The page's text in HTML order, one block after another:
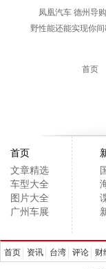
凤凰汽车 德州导
野性能还能实现你
首页
首页
文章精选
车型大全
图片大全
广州车展
首页 资讯 台湾 评论 财